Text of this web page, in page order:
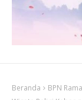
Beranda BPN